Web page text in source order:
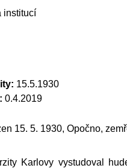
15.5.1930
0.4.2019
15. 5. 1930, Opočno,
Karlovy vystudoval